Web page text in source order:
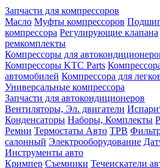
Запчасти для компрессоров
Масло Муфты компрессоров
компрессора Регулирующие клапана
ремкомплекты
Компрессоры для
Компрессоры KTC Parts
автомобилей Компрессора для
Универсальные компрессора
Запчасти для автокондиционеров
Вентиляторы, Эл. двигатели
Конденсаторы Наборы, Комплекты
Ремни Термостаты Авто ТРВ
салонный Электрооборудование
Инструменты авто
Кримпер Съемники Течеискатели